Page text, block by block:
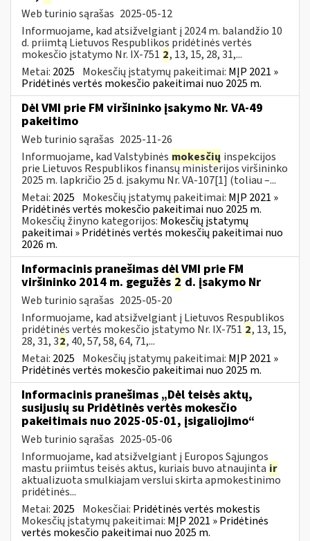
Web turinio sąrašas 2025-05-12
Informuojame, kad atsižvelgiant į 2024 m. balandžio 10
d. priimtą Lietuvos Respublikos pridėtinės vertės
mokesčio įstatymo Nr. IX-751 2, 13, 15, 28, 31,...
Metai: 2025 Mokesčių įstatymų pakeitimai: MĮP 2021 »
Pridėtinės vertės mokesčio pakeitimai nuo 2025 m.
Dėl VMI prie FM viršininko įsakymo Nr. VA-49
pakeitimo
Web turinio sąrašas 2025-11-26
Informuojame, kad Valstybinės mokesčių inspekcijos
prie Lietuvos Respublikos finansų ministerijos viršininko
2025 m. lapkričio 25 d. įsakymu Nr. VA-107[1] (toliau –...
Metai: 2025 Mokesčių įstatymų pakeitimai: MĮP 2021 »
Pridėtinės vertės mokesčio pakeitimai nuo 2025 m.
Mokesčių žinyno kategorijos: Mokesčių įstatymų
pakeitimai » Pridėtinės vertės mokesčių pakeitimai nuo
2026 m.
Informacinis pranešimas dėl VMI prie FM
viršininko 2014 m. gegužės 2 d. įsakymo Nr
Web turinio sąrašas 2025-05-20
Informuojame, kad atsižvelgiant į Lietuvos Respublikos
pridėtinės vertės mokesčio įstatymo Nr. IX-751 2, 13, 15,
28, 31, 32, 40, 57, 58, 64, 71,...
Metai: 2025 Mokesčių įstatymų pakeitimai: MĮP 2021 »
Pridėtinės vertės mokesčio pakeitimai nuo 2025 m.
Informacinis pranešimas „Dėl teisės aktų,
susijusių su Pridėtinės vertės mokesčio
pakeitimais nuo 2025-05-01, įsigaliojimo“
Web turinio sąrašas 2025-05-06
Informuojame, kad atsižvelgiant į Europos Sąjungos
mastu priimtus teisės aktus, kuriais buvo atnaujinta ir
aktualizuota smulkiajam verslui skirta apmokestinimo
pridėtinės...
Metai: 2025 Mokesčiai: Pridėtinės vertės mokestis
Mokesčių įstatymų pakeitimai: MĮP 2021 » Pridėtinės
vertės mokesčio pakeitimai nuo 2025 m.